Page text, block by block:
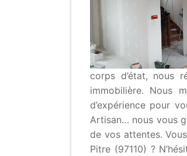
corps d’état, nous
immobilière. Nous
d’expérience pour
Artisan… nous vous
de vos attentes.
Pitre (97110) ?